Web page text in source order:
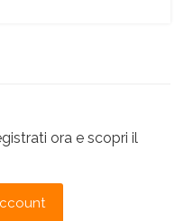
ora e scopri il